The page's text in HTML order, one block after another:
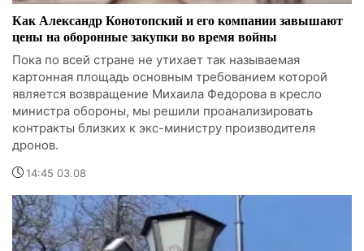
Как Александр Конотопский и его компании завышают
цены на оборонные закупки во время войны
Пока по всей стране не утихает так называемая
картонная площадь основным требованием которой
является возвращение Михаила Федорова в кресло
министра обороны, мы решили проанализировать
контракты близких к экс-министру производителя
дронов.
14:45 03.08